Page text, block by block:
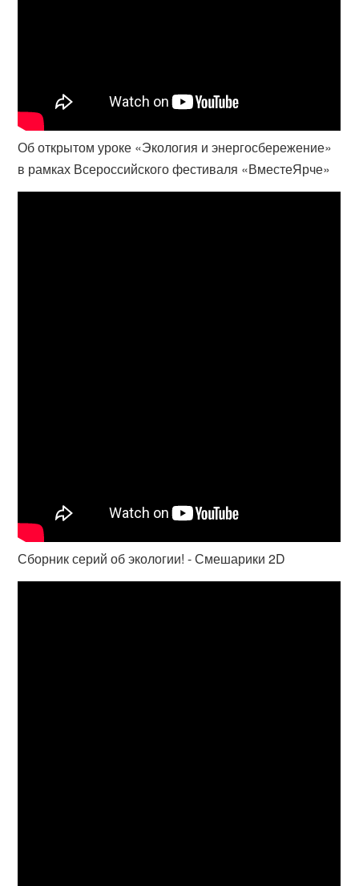
Об открытом уроке «Экология и энергосбережение»
в рамках Всероссийского фестиваля «ВместеЯрче»
Сборник серий об экологии! - Смешарики 2D